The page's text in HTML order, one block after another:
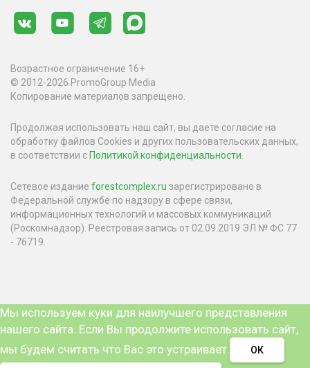
Возрастное ограничение 16+
© 2012-2026 PromoGroup Media
Копирование материалов запрещено.
Продолжая использовать наш сайт, вы даете согласие на
обработку файлов Cookies и других пользовательских данных,
в соответствии с Политикой конфиденциальности
Сетевое издание forestcomplex.ru зарегистрировано в
Федеральной службе по надзору в сфере связи,
информационных технологий и массовых коммуникаций
(Роскомнадзор). Реестровая запись от 02.09.2019 ЭЛ № ФС 77
- 76719.
Мы используем куки для наилучшего представления
нашего сайта. Если Вы продолжите использовать сайт,
мы будем считать что Вас это устраивает.
ОК